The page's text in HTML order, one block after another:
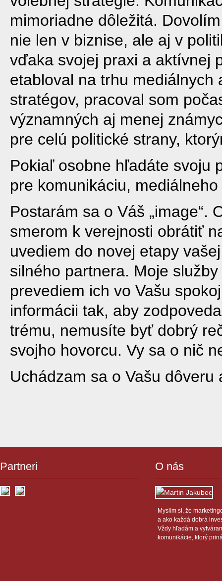
mimoriadne dôležitá.
nie len v biznise, ale aj v
vďaka svojej praxi a aktívnej
etabloval na trhu mediálnych
stratégov, pracoval som
významných aj menej
pre celú politické strany,
Pokiaľ osobne hľadáte svoju
pre komunikáciu,
Postarám sa o Váš „image“.
smerom k verejnosti obrátiť
uvediem do novej etapy
silného partnera. Moje
prevediem ich vo Vašu
informácii tak, aby
trému, nemusíte byť dobrý
svojho hovorcu. Vy sa o nič
Uchádzam sa o Vašu dôveru
Partneri O nás
Myslím si, že
a ako každá dobrá
Vždy hľadám a
komunikácie, ktorý